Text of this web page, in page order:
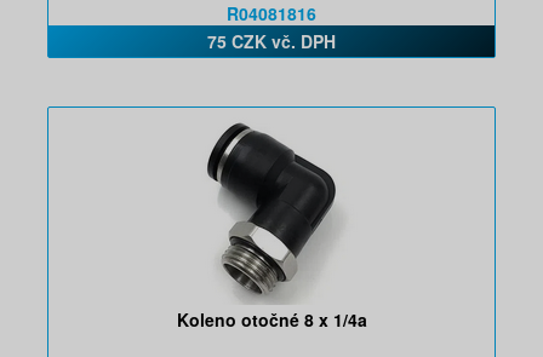
R04081816
75 CZK vč. DPH
Koleno otočné 8 x 1/4a